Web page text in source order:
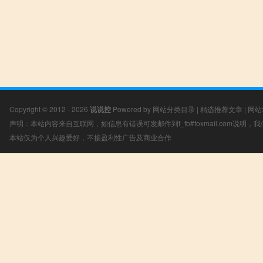
Copyright © 2012 - 2026 说说控 Powered by 网站分类目录 | 精选推荐文章 | 网
声明：本站内容来自互联网，如信息有错误可发邮件到f_fb#foxmail.com说明，
本站仅为个人兴趣爱好，不接盈利性广告及商业合作